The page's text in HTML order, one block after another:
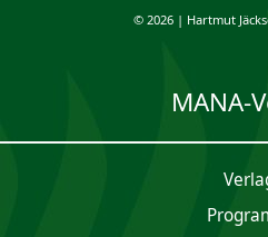
© 2026 | Hartmut
MANA-